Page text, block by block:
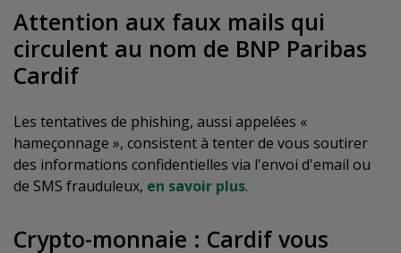
Attention aux faux mails qui
circulent au nom de BNP Paribas
Cardif
Les tentatives de phishing, aussi appelées «
hameçonnage », consistent à tenter de vous soutirer
des informations confidentielles via l'envoi d'email ou
de SMS frauduleux, en savoir plus.
Crypto-monnaie : Cardif vous